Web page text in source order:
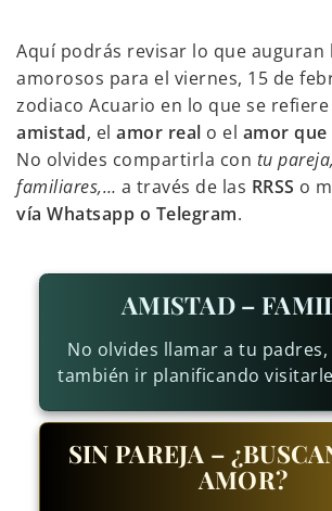
Aquí podrás revisar lo que auguran
amorosos para el viernes, 15 de
zodiaco Acuario en lo que se refiere
amistad, el amor real o el amor
No olvides compartirla con tu
familiares,… a través de las RRSS o
vía Whatsapp o Telegram.
AMISTAD –
No olvides llamar a tu padres,
también ir planificando
SIN PAREJA –
AMOR?